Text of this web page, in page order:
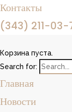
Контакты
(343) 211-03-
Корзина пуста.
Search for:
Главная
Новости